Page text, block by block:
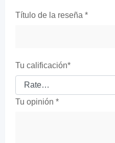
Título de la reseña *
Tu calificación*
Tu opinión *